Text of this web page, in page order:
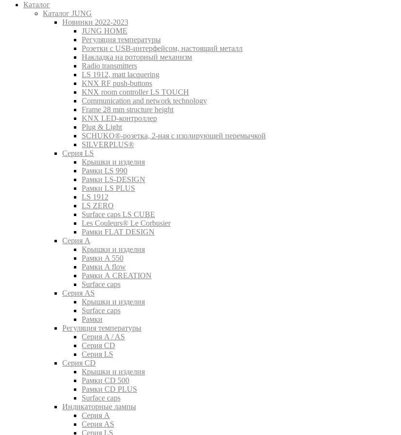
Каталог
Каталог JUNG
Новинки 2022-2023
JUNG HOME
Регуляция температуры
Розетки с USB-интерфейсом, настоящий металл
Накладка на роторный механизм
Radio transmitters
LS 1912, matt lacquering
KNX RF push-buttons
KNX room controller LS TOUCH
Communication and network technology
Frame 28 mm structure height
KNX LED-контроллер
Plug & Light
SCHUKO®-розетка, 2-ная с изолирующей перемычкой
SILVERPLUS®
Серия LS
Крышки и изделия
Рамки LS 990
Рамки LS-DESIGN
Рамки LS PLUS
LS 1912
LS ZERO
Surface caps LS CUBE
Les Couleurs® Le Corbusier
Рамки FLAT DESIGN
Серия A
Крышки и изделия
Рамки A 550
Рамки A flow
Рамки A CREATION
Surface caps
Серия AS
Крышки и изделия
Surface caps
Рамки
Регуляция температуры
Серия A / AS
Серия CD
Серия LS
Серия CD
Крышки и изделия
Рамки CD 500
Рамки CD PLUS
Surface caps
Индикаторные лампы
Серия A
Серия AS
Серия LS